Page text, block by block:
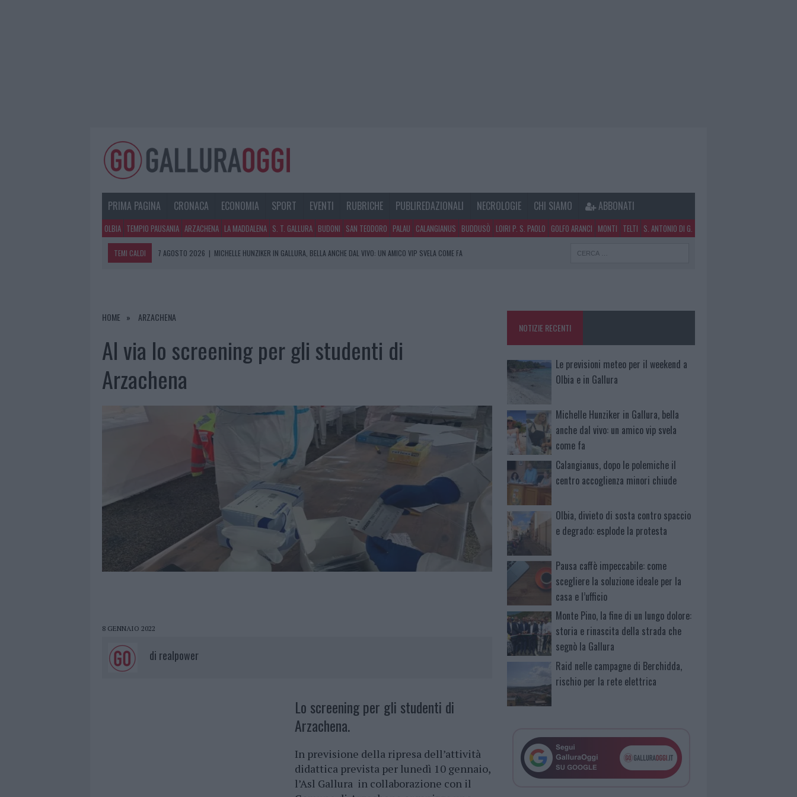
PRIMA PAGINA CRONACA ECONOMIA SPORT EVENTI RUBRICHE PUBLIREDAZIONALI NECROLOGIE CHI SIAMO ABBONATI
OLBIA TEMPIO PAUSANIA ARZACHENA LA MADDALENA S. T. GALLURA BUDONI SAN TEODORO PALAU CALANGIANUS BUDDUSÒ LOIRI P. S. PAOLO GOLFO ARANCI MONTI TELTI S. ANTONIO DI G.
TEMI CALDI 7 AGOSTO 2026 | MICHELLE HUNZIKER IN GALLURA, BELLA ANCHE DAL VIVO: UN AMICO VIP SVELA COME FA
7 AGOSTO 2026 | PAUSA CAFFÈ IMPECCABILE: COME SCEGLIERE LA SOLUZIONE IDEALE PER LA CASA E L’UFFICIO
HOME ARZACHENA
Al via lo screening per gli studenti di
Arzachena
8 GENNAIO 2022
di realpower
Lo screening per gli studenti di
Arzachena.
In previsione della ripresa dell’attività
didattica prevista per lunedì 10 gennaio,
l’Asl Gallura in collaborazione con il
NOTIZIE RECENTI
Le previsioni meteo per il weekend a
Olbia e in Gallura
Michelle Hunziker in Gallura, bella
anche dal vivo: un amico vip svela
come fa
Calangianus, dopo le polemiche il
centro accoglienza minori chiude
Olbia, divieto di sosta contro spaccio
e degrado: esplode la protesta
Pausa caffè impeccabile: come
scegliere la soluzione ideale per la
casa e l’ufficio
Monte Pino, la fine di un lungo dolore:
storia e rinascita della strada che
segnò la Gallura
Raid nelle campagne di Berchidda,
rischio per la rete elettrica